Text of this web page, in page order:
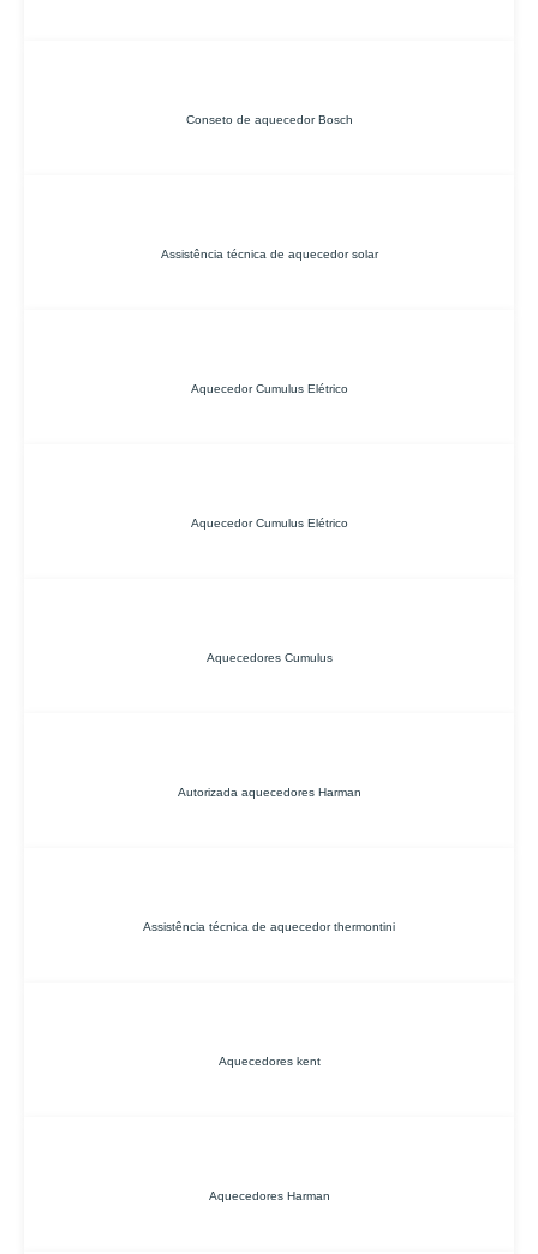
Conseto de aquecedor Bosch
Assistência técnica de aquecedor solar
Aquecedor Cumulus Elétrico
Aquecedor Cumulus Elétrico
Aquecedores Cumulus
Autorizada aquecedores Harman
Assistência técnica de aquecedor thermontini
Aquecedores kent
Aquecedores Harman